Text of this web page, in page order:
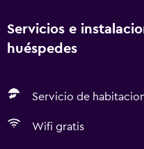
Servicios e
huéspedes
Servicio de
Wifi gratis